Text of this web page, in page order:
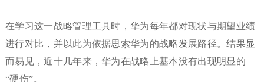
在学习这一战略管理工具时，华为每年都对现状与期望业绩
进行对比，并以此为依据思索华为的战略发展路径。结果显
而易见，近十几年来，华为在战略上基本没有出现明显的
“硬伤”。